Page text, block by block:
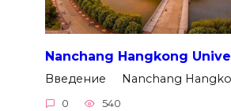
Nanchang Hangkong
Введение Nanchang
0 540